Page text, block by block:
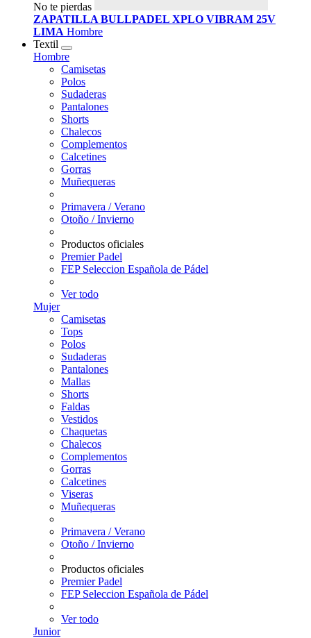
No te pierdas
ZAPATILLA BULLPADEL XPLO VIBRAM 25V
LIMA Hombre
Textil
Hombre
Camisetas
Polos
Sudaderas
Pantalones
Shorts
Chalecos
Complementos
Calcetines
Gorras
Muñequeras
Primavera / Verano
Otoño / Invierno
Productos oficiales
Premier Padel
FEP Seleccion Española de Pádel
Ver todo
Mujer
Camisetas
Tops
Polos
Sudaderas
Pantalones
Mallas
Shorts
Faldas
Vestidos
Chaquetas
Chalecos
Complementos
Gorras
Calcetines
Viseras
Muñequeras
Primavera / Verano
Otoño / Invierno
Productos oficiales
Premier Padel
FEP Seleccion Española de Pádel
Ver todo
Junior